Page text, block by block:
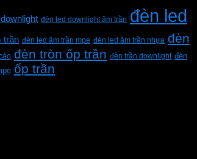
đèn led downlight âm trần đèn led
trần đèn led âm trần mpe đèn led âm trần nhựa đèn
đèn tròn ốp trần đèn trần downlight đèn
ốp trần